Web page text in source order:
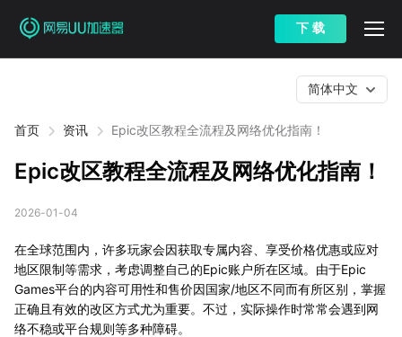
下 载
首页 资讯 Epic改区教程全流程及网络优化指南！
简体中文
Epic改区教程全流程及网络优化指南！
2026-01-04
在全球范围内，许多玩家会因获取专属内容、享受价格优惠或应对
地区限制等需求，考虑调整自己的Epic账户所在区域。由于Epic
Games平台的内容可用性和售价因国家/地区不同而有所区别，掌握
正确且有效的改区方式尤为重要。不过，实际操作时常常会遇到网
络不稳或平台规则等多种障碍。